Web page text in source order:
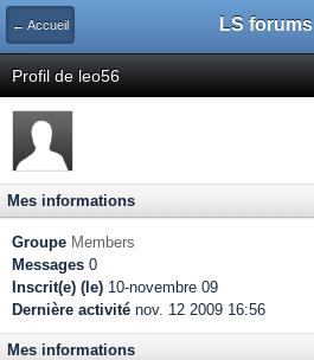
← Accueil LS forums
Profil de leo56
Mes informations
Groupe Members
Messages 0
Inscrit(e) (le) 10-novembre 09
Dernière activité nov. 12 2009 16:56
Mes informations